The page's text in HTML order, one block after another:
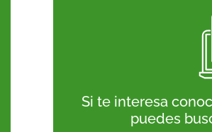
Si te interesa
puedes